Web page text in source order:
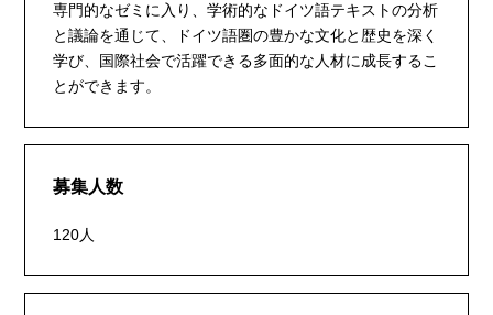
専門的なゼミに入り、学術的なドイツ語テキストの分析
と議論を通じて、ドイツ語圏の豊かな文化と歴史を深く
学び、国際社会で活躍できる多面的な人材に成長するこ
とができます。
募集人数
120人